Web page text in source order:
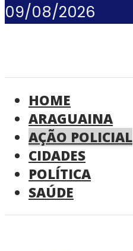
09/08/2026
HOME
ARAGUAINA
AÇÃO POLICIAL
CIDADES
POLÍTICA
SAÚDE